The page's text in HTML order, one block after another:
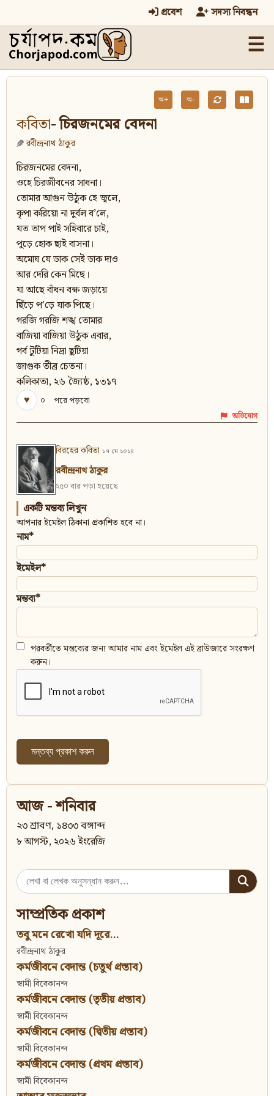
প্রবেশ সদস্য নিবন্ধন
☰
অ+ অ-
কবিতা- চিরজনমের বেদনা
রবীন্দ্রনাথ ঠাকুর
চিরজনমের বেদনা,
ওহে চিরজীবনের সাধনা।
তোমার আগুন উঠুক হে জ্বলে,
কৃপা করিয়ো না দুর্বল ব’লে,
যত তাপ পাই সহিবারে চাই,
পুড়ে হোক ছাই বাসনা।
অমোঘ যে ডাক সেই ডাক দাও
আর দেরি কেন মিছে।
যা আছে বাঁধন বক্ষ জড়ায়ে
ছিঁড়ে প’ড়ে যাক পিছে।
গরজি গরজি শঙ্খ তোমার
বাজিয়া বাজিয়া উঠুক এবার,
গর্ব টুটিয়া নিদ্রা ছুটিয়া
জাগুক তীব্র চেতনা।
কলিকাতা, ২৬ জ্যৈষ্ঠ, ১৩১৭
♥
০ পরে পড়বো
অভিযোগ
বিরহের কবিতা ১৭ মে ২০২৪
রবীন্দ্রনাথ ঠাকুর
২৫০ বার পড়া হয়েছে
একটি মন্তব্য লিখুন
আপনার ইমেইল ঠিকানা প্রকাশিত হবে না।
নাম*
ইমেইল*
মন্তব্য*
পরবর্তীতে মন্তব্যের জন্য আমার নাম এবং ইমেইল এই ব্রাউজারে সংরক্ষণ
করুন।
আজ - শনিবার
২৩ শ্রাবণ, ১৪৩৩ বঙ্গাব্দ
৮ আগস্ট, ২০২৬ ইংরেজি
Search
for:
সাম্প্রতিক প্রকাশ
তবু মনে রেখো যদি দূরে...
রবীন্দ্রনাথ ঠাকুর
কর্মজীবনে বেদান্ত (চতুর্থ প্রস্তাব)
স্বামী বিবেকানন্দ
কর্মজীবনে বেদান্ত (তৃতীয় প্রস্তাব)
স্বামী বিবেকানন্দ
কর্মজীবনে বেদান্ত (দ্বিতীয় প্রস্তাব)
স্বামী বিবেকানন্দ
কর্মজীবনে বেদান্ত (প্রথম প্রস্তাব)
স্বামী বিবেকানন্দ